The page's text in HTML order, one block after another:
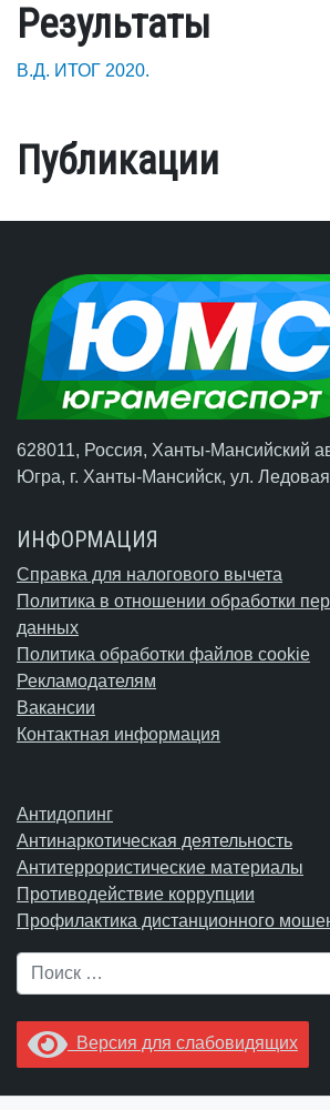
Результаты
В.Д. ИТОГ 2020.
Публикации
628011, Россия, Ханты-Мансийский
Югра, г. Ханты-Мансийск, ул.
ИНФОРМАЦИЯ
Справка для налогового вычета
Политика в отношении обработки
данных
Политика обработки файлов cookie
Рекламодателям
Вакансии
Контактная информация
Антидопинг
Антинаркотическая деятельность
Антитеррористические материалы
Противодействие коррупции
Профилактика дистанционного
Поиск
Версия для слабовидящих